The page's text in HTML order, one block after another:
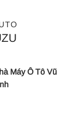
Máy Ô Tô Vũ